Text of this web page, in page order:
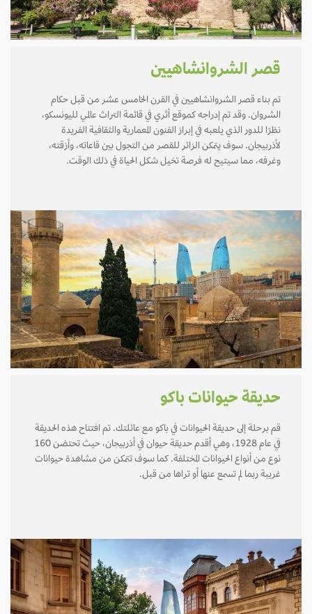
قصر الشروانشاهيين
تم بناء قصر الشروانشاهيين في القرن الخامس عشر من قبل حكام
الشروان. وقد تم إدراجه كموقع أثري في قائمة التراث عالمي لليونسكو،
نظرًا للدور الذي يلعبه في إبراز الفنون المعمارية والثقافية الفريدة
لأذربيجان. سوف يتمكن الزائر للقصر من التجول بين قاعاته، وأزقته،
وغرفه، مما سيتيح له فرصة تخيل شكل الحياة في ذلك الوقت.
حديقة حيوانات باكو
قم برحلة إلى حديقة الحيوانات في باكو مع عائلتك. تم افتتاح هذه الحديقة
في عام 1928، وهي أقدم حديقة حيوان في أذربيجان، حيث تحتضن 160
نوع من أنواع الحيوانات المختلفة. كما سوف تتمكن من مشاهدة حيوانات
غريبة ربما لم تسمع عنها أو تراها من قبل.